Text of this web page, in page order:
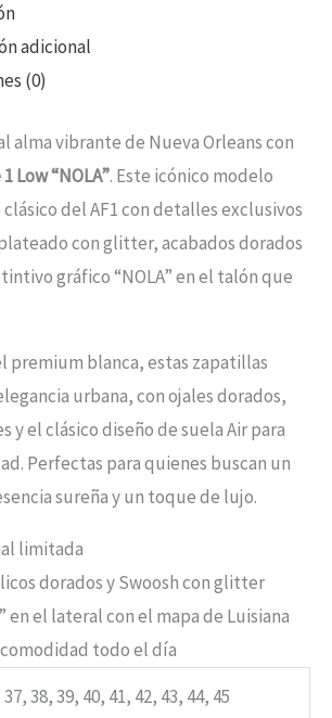
adicional
(0)
alma vibrante de Nueva Orleans con
Low “NOLA”. Este icónico modelo
del AF1 con detalles exclusivos
con glitter, acabados dorados
gráfico “NOLA” en el talón que
premium blanca, estas zapatillas
urbana, con ojales dorados,
el clásico diseño de suela Air para
Perfectas para quienes buscan un
sureña y un toque de lujo.
limitada
dorados y Swoosh con glitter
en el lateral con el mapa de Luisiana
todo el día
38, 39, 40, 41, 42, 43, 44, 45